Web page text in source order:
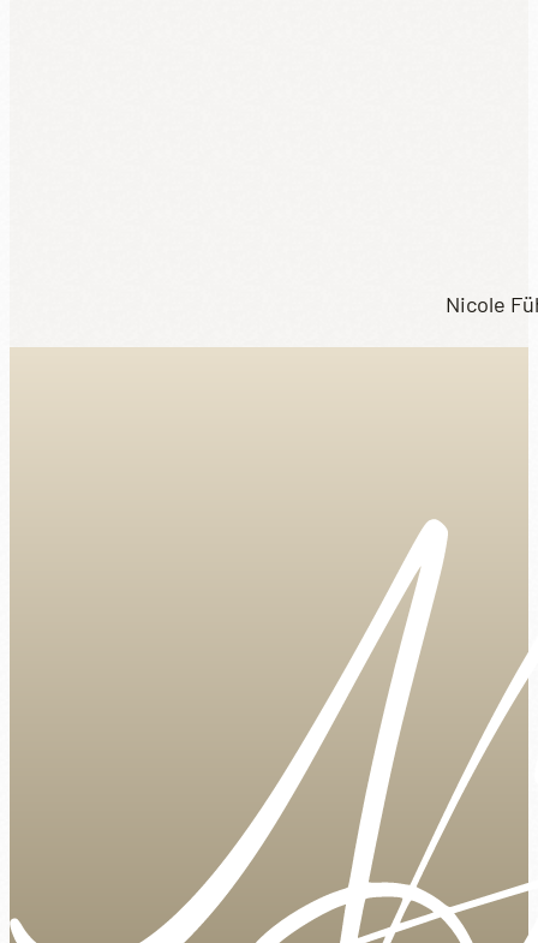
Nicole